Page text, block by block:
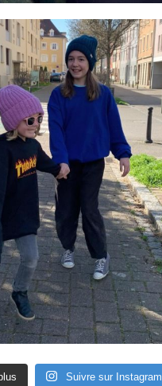
Suivre sur Instagram